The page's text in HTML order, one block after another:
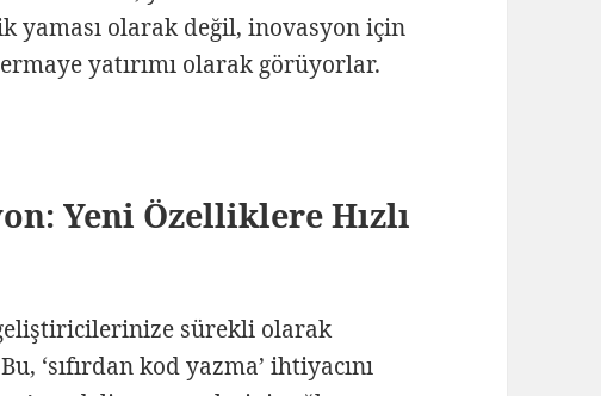
yaması olarak değil, inovasyon için
yatırımı olarak görüyorlar.
Yeni Özelliklere Hızlı
sürekli olarak
‘sıfırdan kod yazma’ ihtiyacını